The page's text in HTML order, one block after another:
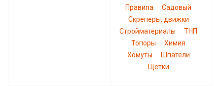
Правила
Садовый
Скреперы, движки
Стройматериалы
ТНП
Топоры
Химия
Хомуты
Шпатели
Щетки